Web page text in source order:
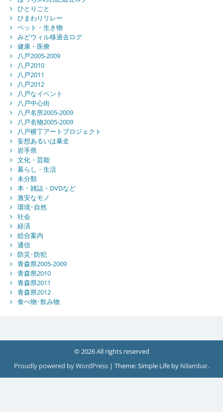
ひとりごと
ひまわりリレー
ペット・生き物
みどウィル移過去ログ
健康・医療
八戸2005-2009
八戸2010
八戸2011
八戸2012
八戸なイベント
八戸中心街
八戸名所2005-2009
八戸名物2005-2009
八戸横丁アートプロジェクト
妄想あるいは暴走
岩手県
文化・芸能
暮らし・生活
未分類
本・雑誌・DVDなど
激安なモノ
環境･自然
社会
経済
総合案内
通信
防災･防犯
青森県2005-2009
青森県2010
青森県2011
青森県2012
食べ物･飲み物
© 2026 All rights reserved
Proudly powered by WordPress | Theme: Simple Life by Nilambar.